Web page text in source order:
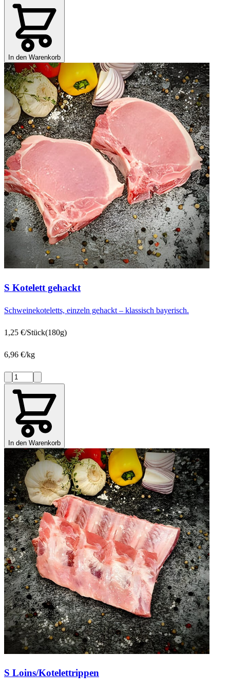
In den Warenkorb
S Kotelett gehackt
Schweinekoteletts, einzeln gehackt – klassisch bayerisch.
1,25 €/Stück(180g)
6,96 €/kg
In den Warenkorb
S Loins/Kotelettrippen